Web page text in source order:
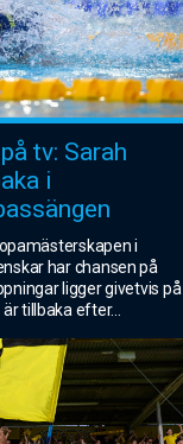
tv: Sarah
i
i
har chansen på
ligger givetvis på
tillbaka efter...